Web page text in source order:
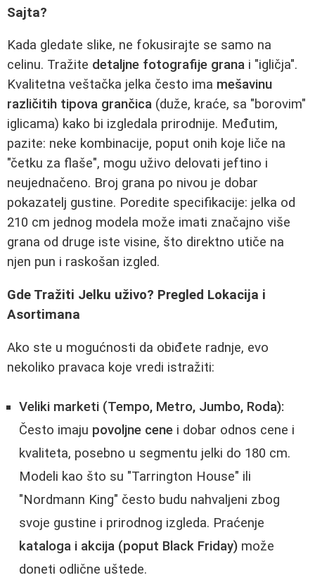
Sajta?
Kada gledate slike, ne fokusirajte se samo na
celinu. Tražite detaljne fotografije grana i "igličja".
Kvalitetna veštačka jelka često ima mešavinu
različitih tipova grančica (duže, kraće, sa "borovim"
iglicama) kako bi izgledala prirodnije. Međutim,
pazite: neke kombinacije, poput onih koje liče na
"četku za flaše", mogu uživo delovati jeftino i
neujednačeno. Broj grana po nivou je dobar
pokazatelj gustine. Poredite specifikacije: jelka od
210 cm jednog modela može imati značajno više
grana od druge iste visine, što direktno utiče na
njen pun i raskošan izgled.
Gde Tražiti Jelku uživo? Pregled Lokacija i
Asortimana
Ako ste u mogućnosti da obiđete radnje, evo
nekoliko pravaca koje vredi istražiti:
Veliki marketi (Tempo, Metro, Jumbo, Roda):
Često imaju povoljne cene i dobar odnos cene i
kvaliteta, posebno u segmentu jelki do 180 cm.
Modeli kao što su "Tarrington House" ili
"Nordmann King" često budu nahvaljeni zbog
svoje gustine i prirodnog izgleda. Praćenje
kataloga i akcija (poput Black Friday) može
doneti odlične uštede.